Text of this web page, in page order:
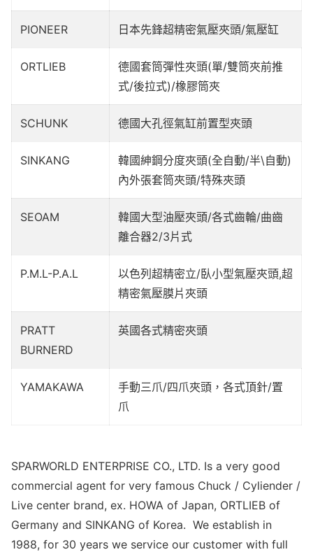
PIONEER 日本先鋒超精密氣壓夾頭/氣壓缸
ORTLIEB
德國套筒彈性夾頭(單/雙筒夾前推
式/後拉式)/橡膠筒夾
SCHUNK 德國大孔徑氣缸前置型夾頭
SINKANG
韓國紳鋼分度夾頭(全自動/半\自動)
內外張套筒夾頭/特殊夾頭
SEOAM
韓國大型油壓夾頭/各式齒輪/曲齒
離合器2/3片式
P.M.L-P.A.L
以色列超精密立/臥小型氣壓夾頭,超
精密氣壓膜片夾頭
PRATT
BURNERD
英國各式精密夾頭
YAMAKAWA
手動三爪/四爪夾頭，各式頂針/置
爪
SPARWORLD ENTERPRISE CO., LTD. Is a very good
commercial agent for very famous Chuck / Cyliender /
Live center brand, ex. HOWA of Japan, ORTLIEB of
Germany and SINKANG of Korea. We establish in
1988, for 30 years we service our customer with full